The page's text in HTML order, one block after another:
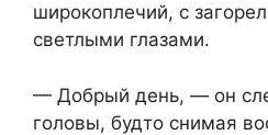
широкоплечий, с
светлыми глазами.
— Добрый день, — он
головы, будто снимая